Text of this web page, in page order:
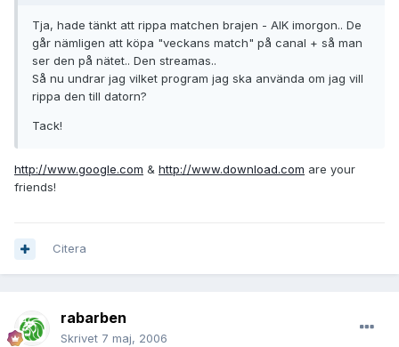
Tja, hade tänkt att rippa matchen brajen - AIK imorgon.. De
går nämligen att köpa "veckans match" på canal + så man
ser den på nätet.. Den streamas..
Så nu undrar jag vilket program jag ska använda om jag vill
rippa den till datorn?
Tack!
http://www.google.com & http://www.download.com are your
friends!
Citera
rabarben
Skrivet 7 maj, 2006